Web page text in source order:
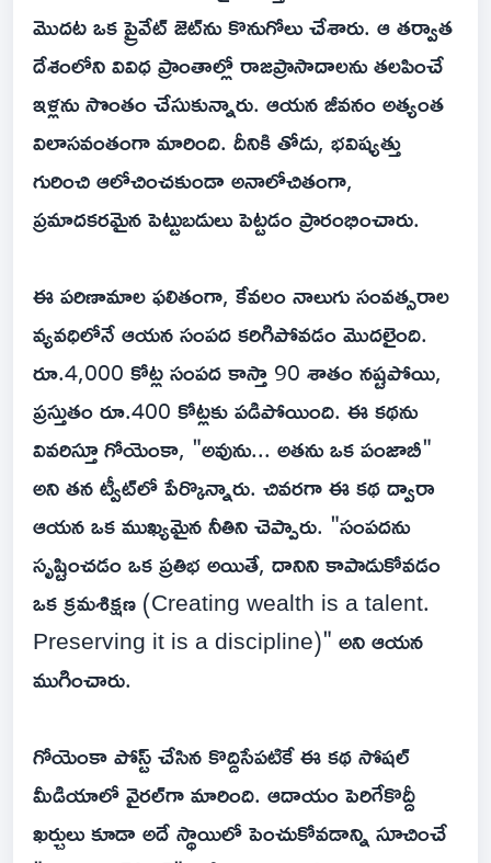
మొదట ఒక ప్రైవేట్ జెట్‌ను కొనుగోలు చేశారు. ఆ తర్వాత
దేశంలోని వివిధ ప్రాంతాల్లో రాజప్రాసాదాలను తలపించే
ఇళ్లను సొంతం చేసుకున్నారు. ఆయన జీవనం అత్యంత
విలాసవంతంగా మారింది. దీనికి తోడు, భవిష్యత్తు
గురించి ఆలోచించకుండా అనాలోచితంగా,
ప్రమాదకరమైన పెట్టుబడులు పెట్టడం ప్రారంభించారు.
ఈ పరిణామాల ఫలితంగా, కేవలం నాలుగు సంవత్సరాల
వ్యవధిలోనే ఆయన సంపద కరిగిపోవడం మొదలైంది.
రూ.4,000 కోట్ల సంపద కాస్తా 90 శాతం నష్టపోయి,
ప్రస్తుతం రూ.400 కోట్లకు పడిపోయింది. ఈ కథను
వివరిస్తూ గోయెంకా, "అవును... అతను ఒక పంజాబీ"
అని తన ట్వీట్‌లో పేర్కొన్నారు. చివరగా ఈ కథ ద్వారా
ఆయన ఒక ముఖ్యమైన నీతిని చెప్పారు. "సంపదను
సృష్టించడం ఒక ప్రతిభ అయితే, దానిని కాపాడుకోవడం
ఒక క్రమశిక్షణ (Creating wealth is a talent.
Preserving it is a discipline)" అని ఆయన
ముగించారు.
గోయెంకా పోస్ట్ చేసిన కొద్దిసేపటికే ఈ కథ సోషల్
మీడియాలో వైరల్‌గా మారింది. ఆదాయం పెరిగేకొద్దీ
ఖర్చులు కూడా అదే స్థాయిలో పెంచుకోవడాన్ని సూచించే